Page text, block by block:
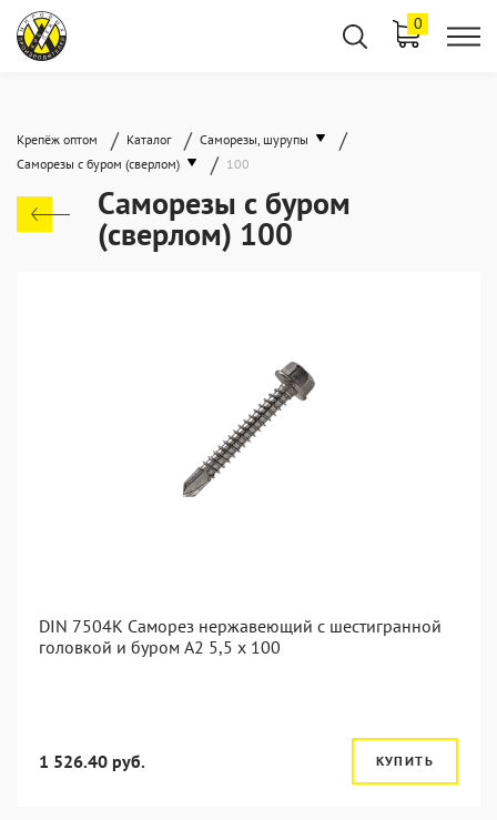
0
Крепёж оптом / Каталог / Саморезы, шурупы /
Саморезы с буром (сверлом) / 100
Саморезы с буром
(сверлом) 100
DIN 7504K Саморез нержавеющий с шестигранной
головкой и буром A2 5,5 x 100
1 526.40 руб. КУПИТЬ